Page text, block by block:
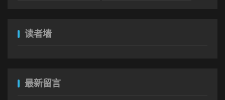
读者墙
最新留言